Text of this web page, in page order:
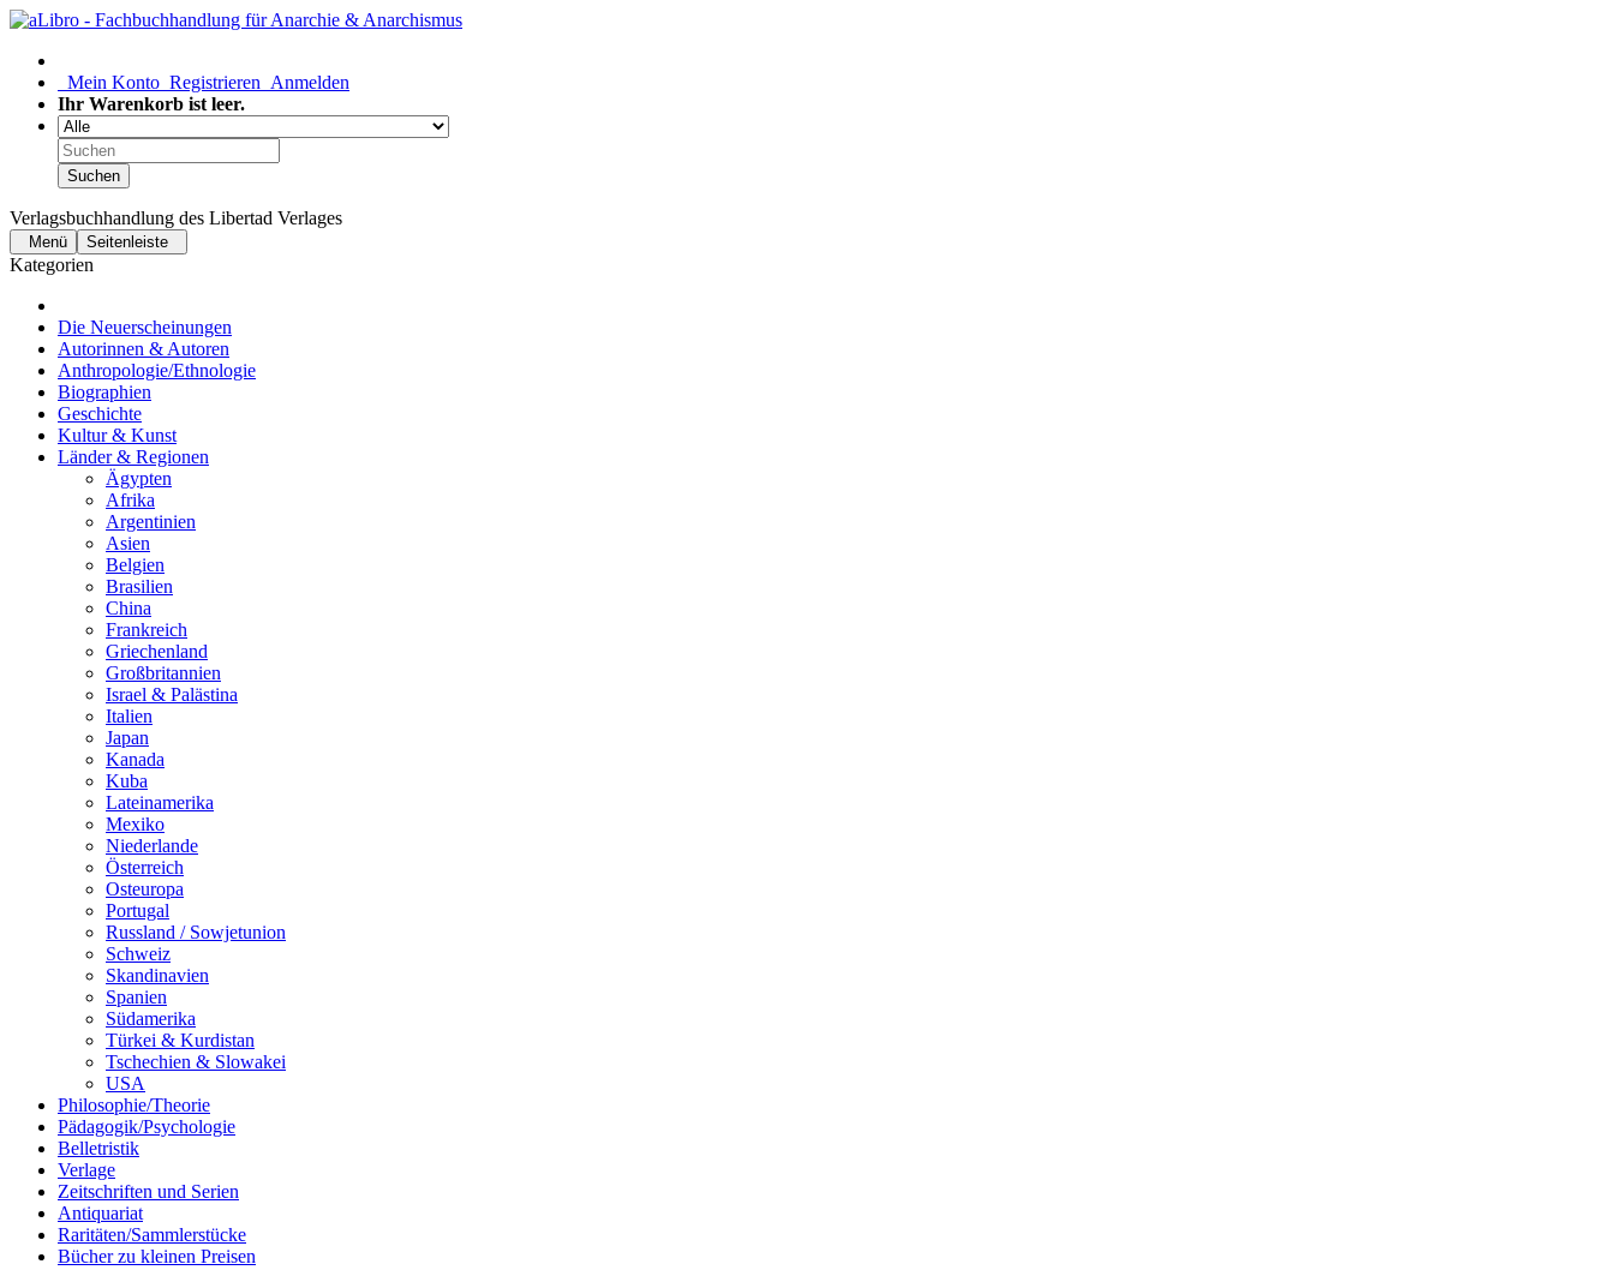
Mein Konto Registrieren Anmelden
Ihr Warenkorb ist leer.
Suchen
Verlagsbuchhandlung des Libertad Verlages
Menü Seitenleiste
Kategorien
Die Neuerscheinungen
Autorinnen & Autoren
Anthropologie/Ethnologie
Biographien
Geschichte
Kultur & Kunst
Länder & Regionen
Ägypten
Afrika
Argentinien
Asien
Belgien
Brasilien
China
Frankreich
Griechenland
Großbritannien
Israel & Palästina
Italien
Japan
Kanada
Kuba
Lateinamerika
Mexiko
Niederlande
Österreich
Osteuropa
Portugal
Russland / Sowjetunion
Schweiz
Skandinavien
Spanien
Südamerika
Türkei & Kurdistan
Tschechien & Slowakei
USA
Philosophie/Theorie
Pädagogik/Psychologie
Belletristik
Verlage
Zeitschriften und Serien
Antiquariat
Raritäten/Sammlerstücke
Bücher zu kleinen Preisen